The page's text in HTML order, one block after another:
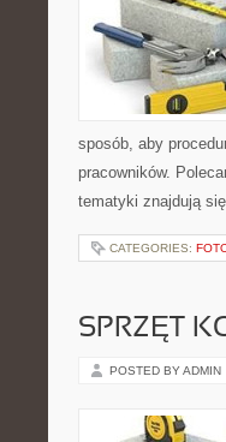
sposób, aby
pracowników.
tematyki znajdują
CATEGORIES:
SPRZĘT
POSTED BY ADMIN